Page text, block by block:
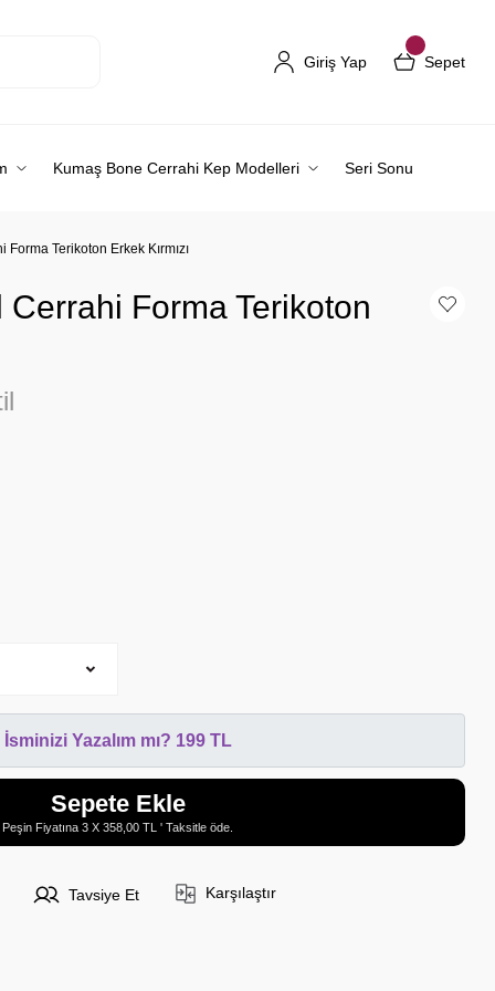
Giriş Yap Sepet
Kumaş Bone Cerrahi Kep Modelleri Seri Sonu
Terikoton Erkek Kırmızı
Forma Terikoton
İsminizi Yazalım mı? 199 TL
Sepete Ekle
Peşin Fiyatına 3 X 358,00 TL ' Taksitle öde.
Tavsiye Et Karşılaştır